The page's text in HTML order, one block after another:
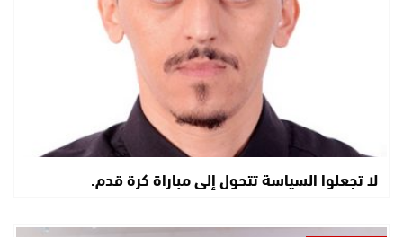
لا تجعلوا السياسة تتحول إلى مباراة كرة قدم.